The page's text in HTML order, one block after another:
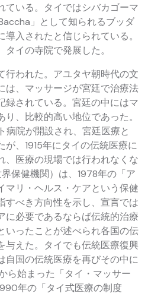
ている。タイではシバカゴーマ
」として知られるブッダ
入されたと信じられている。
イの寺院で発展した。
行われた。アユタヤ朝時代の文
は、マッサージが宮廷で治療法
録されている。宮廷の中にはマ
、比較的高い地位であった。
病院が開設され、宮廷医療と
、1915年にタイの伝統医療に
、医療の現場では行われなくな
保健機関）は、1978年の「ア
マリ・ヘルス・ケアという保健
すべき方向性を示し、宣言では
に必要であるならば伝統的治療
いったことが述べられ各国の伝
与えた。タイでも伝統医療復興
自国の伝統医療を再びその中に
ら始まった「タイ・マッサー
年の「タイ式医療の制度